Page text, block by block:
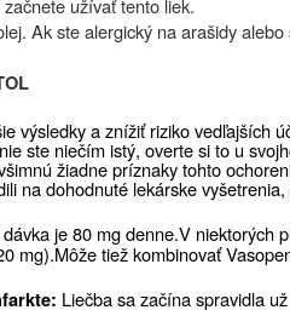
užívať tento liek.
Ak ste alergický na arašidy
výsledky a znížiť riziko vedľajších
ste niečím istý, overte si to u
žiadne príznaky tohto
na dohodnuté lekárske
je 80 mg denne.V niektorých
mg).Môže tiež kombinovať
Liečba sa začína spravidla